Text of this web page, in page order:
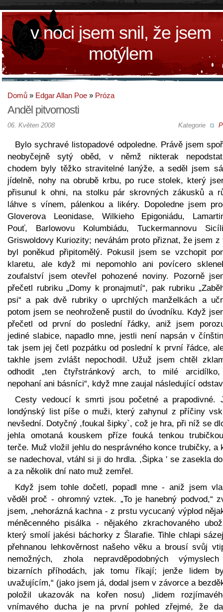
v noci jsem snil, že jsem
motýlem
Domů » Edgar Allan Poe » Próza
Anděl pitvornosti
Kategorie
06. Květen 2008
Bylo sychravé listopadové odpoledne. Právě jsem
neobyčejně sytý oběd, v němž nikterak
chodem byly těžko stravitelné lanýže, a seděl jsem
jídelně, nohy na obrubě krbu, po ruce stolek, který
přisunul k ohni, na stolku pár skrovných zákusků a
láhve s vínem, pálenkou a likéry. Dopoledne jsem
Gloverova Leonidase, Wilkieho Epigoniádu,
Pouť, Barlowovu Kolumbiádu, Tuckermannovu
Griswoldovy Kuriozity; neváhám proto přiznat, že jsem z
byl poněkud připitomělý. Pokusil jsem se vzchopit
klaretu, ale když mi nepomohlo ani povícero
zoufalství jsem otevřel pohozené noviny. Pozorně
přečetl rubriku „Domy k pronajmutí“, pak rubriku
psi“ a pak dvě rubriky o uprchlých manželkách a
potom jsem se neohroženě pustil do úvodníku. Když
přečetl od první do poslední řádky, aniž jsem
jediné slabice, napadlo mne, jestli není napsán v
tak jsem jej četl pozpátku od poslední k první řádce,
takhle jsem zvlášt nepochodil. Užuž jsem chtěl
odhodit „ten čtyřstránkový arch, to milé
nepohaní ani básníci“, když mne zaujal následující
Cesty vedoucí k smrti jsou početné a prapodivné.
londýnský list píše o muži, který zahynul z příčiny
nevšední. Dotyčný ,foukal šipky`, což je hra, při níž se
jehla omotaná kouskem příze fouká tenkou
terče. Muž vložil jehlu do nesprávného konce trubičky, a
se nadechoval, vtáhl si ji do hrdla. ,Šipka ' se zasekla
a za několik dní nato muž zemřel.
Když jsem tohle dočetl, popadl mne - aniž jsem
věděl proč - ohromný vztek. „To je hanebný podvod,“
jsem, „nehorázná kachna - z prstu vycucaný výplod
méněcenného pisálka - nějakého zkrachovaného
který smolí jakési báchorky z Šlarafie. Tihle chlapi
přehnanou lehkověrnost našeho věku a brousí svůj
nemožných, zhola nepravděpodobných
bizarních příhodách, jak tomu říkají; jenže lidem
uvažujícím,“ (jako jsem já, dodal jsem v závorce a
položil ukazovák na kořen nosu) „lidem
vnímavého ducha je na první pohled zřejmé, že